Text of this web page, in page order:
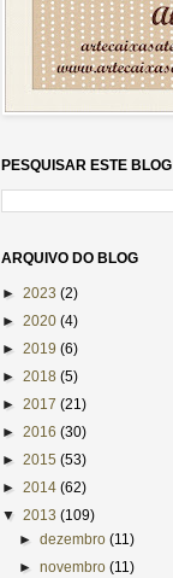
PESQUISAR ESTE BLOG
ARQUIVO DO BLOG
► 2023 (2)
► 2020 (4)
► 2019 (6)
► 2018 (5)
► 2017 (21)
► 2016 (30)
► 2015 (53)
► 2014 (62)
▼ 2013 (109)
►dezembro(11)
►novembro(11)